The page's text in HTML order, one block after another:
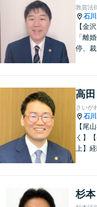
敦賀法
石
【金
「離
停、
弁護
金の
ケー
談可】
高田
さいが
石
【尾
く】
上】
杉